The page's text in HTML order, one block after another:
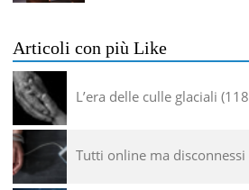
Articoli con più Like
L’era delle culle glaciali 118
Tutti online ma disconnessi